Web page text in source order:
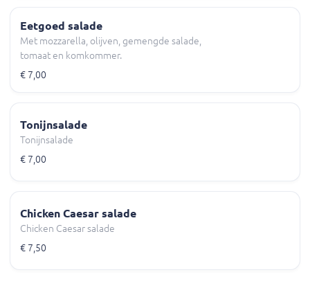
Eetgoed salade
Met mozzarella, olijven, gemengde salade,
tomaat en komkommer.
€ 7,00
Tonijnsalade
Tonijnsalade
€ 7,00
Chicken Caesar salade
Chicken Caesar salade
€ 7,50